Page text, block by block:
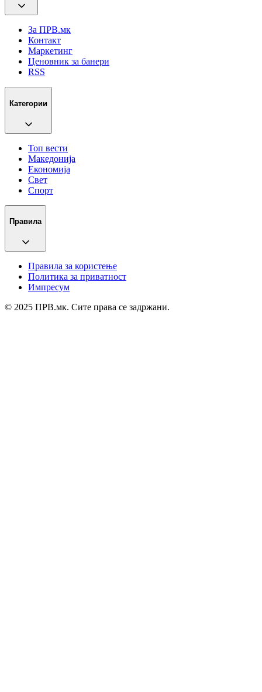
За ПРВ.мк
Контакт
Маркетинг
Ценовник за банери
RSS
Категории
Топ вести
Македонија
Економија
Свет
Спорт
Правила
Правила за користење
Политика за приватност
Импресум
© 2025 ПРВ.мк. Сите права се задржани.